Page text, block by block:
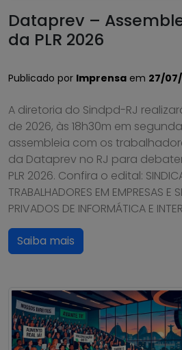
Dataprev –
da PLR 2026
Publicado por Imprensa em 27/
A diretoria do Sindpd-RJ
de 2026, às 18h30m em
assembleia com os
da Dataprev no RJ para
PLR 2026. Confira o edital:
TRABALHADORES EM EMPRESAS E
PRIVADOS DE INFORMÁTICA E
Saiba mais